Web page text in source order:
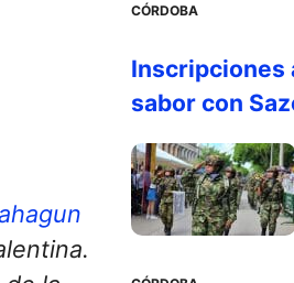
CÓRDOBA
Inscripciones
sabor con